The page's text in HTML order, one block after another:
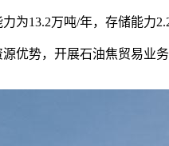
为13.2万吨/年，存储能力
优势，开展石油焦贸易业务